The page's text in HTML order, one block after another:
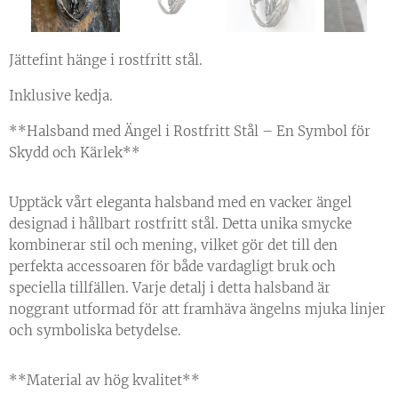
Jättefint hänge i rostfritt stål.
Inklusive kedja.
**Halsband med Ängel i Rostfritt Stål – En Symbol för
Skydd och Kärlek**
Upptäck vårt eleganta halsband med en vacker ängel
designad i hållbart rostfritt stål. Detta unika smycke
kombinerar stil och mening, vilket gör det till den
perfekta accessoaren för både vardagligt bruk och
speciella tillfällen. Varje detalj i detta halsband är
noggrant utformad för att framhäva ängelns mjuka linjer
och symboliska betydelse.
**Material av hög kvalitet**